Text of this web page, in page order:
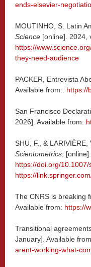
ends-elsevier-
MOUTINHO, S. Latin
Science [online]. 2024,
https://
they-need-audience
PACKER, Entrevista
Available from:. https://
San Francisco
2026]. Available from:
SHU, F., &
Scientometrics ,
https://doi.org/
https://
The CNRS is breaking
Available from: https://
Transitional
January]. Available
arent-working-what-